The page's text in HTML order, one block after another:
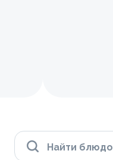
Найти блюдо